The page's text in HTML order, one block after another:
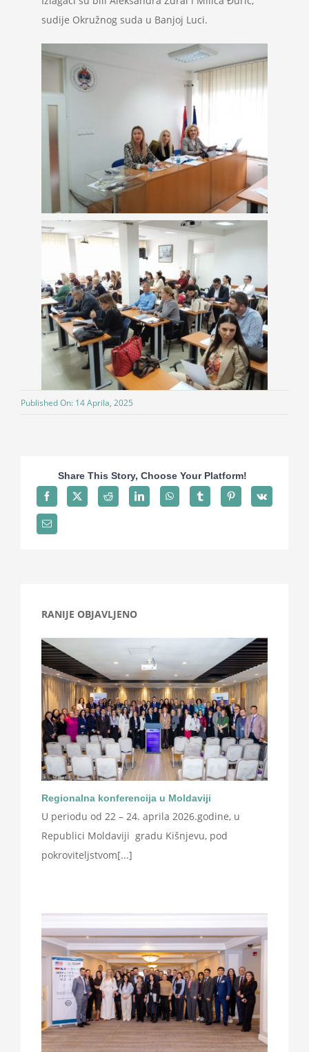
Novosti
sudije Okružnog suda u Banjoj Luci.
Published On: 14 Aprila, 2025
Share This Story, Choose Your Platform!
RANIJE OBJAVLJENO
Regionalna konferencija u Moldaviji
U periodu od 22 – 24. aprila 2026.godine, u
Republici Moldaviji gradu Kišnjevu, pod
pokroviteljstvom[...]